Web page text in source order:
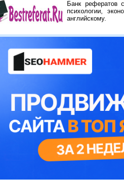
Банк рефератов
психологии,
английскому.